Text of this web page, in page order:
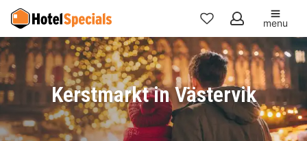
Mijn
favorieten
menu
Kerstmarkt in Västervik